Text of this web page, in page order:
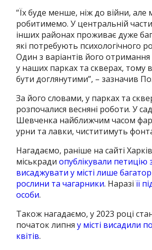
“Їх буде менше, ніж до війни, але
робитимемо. У центральній
інших районах проживає дуже
які потребують психологічного
Один з варіантів його
у наших парках та скверах, тому
бути доглянутими”, – зазначив
За його словами, у парках та
розпочалися весняні роботи.У
Шевченка найближчим часом
урни та лавки, чиститимуть
Нагадаємо, раніше на сайті
міськрадиопублікували петицію
висаджувати у місті лише
рослини та чагарники. Наразіїї
особи.
Також нагадаємо, у 2023 році
початок липняу місті висадили
квітів.